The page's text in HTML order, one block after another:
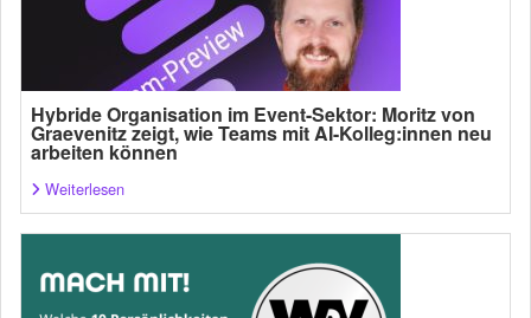
Hybride Organisation im Event-Sektor: Moritz von
Graevenitz zeigt, wie Teams mit AI-Kolleg:innen neu
arbeiten können
Weiterlesen